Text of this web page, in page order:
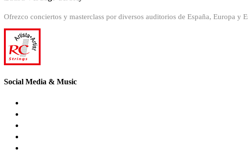
Ofrezco conciertos y masterclass por diversos auditorios de España, Europa
Social Media & Music